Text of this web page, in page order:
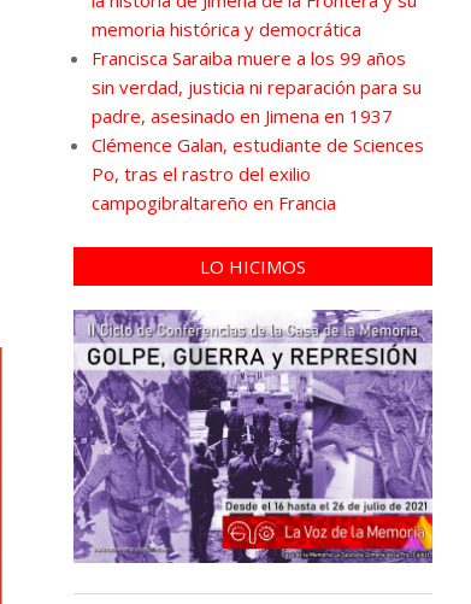
memoria histórica y democrática
Francisca Saraiba muere a los 99 años
sin verdad, justicia ni reparación para su
padre, asesinado en Jimena en 1937
Clémence Galan, estudiante de Sciences
Po, tras el rastro del exilio
campogibraltareño en Francia
LO HICIMOS